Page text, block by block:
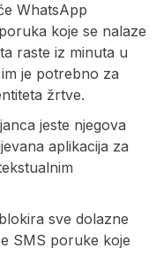
WhatsApp
koje se nalaze
raste iz minuta u
je potrebno za
žrtve.
jeste njegova
aplikacija za
sve dolazne
SMS poruke koje